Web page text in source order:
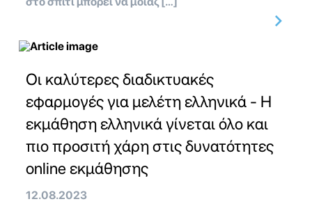
Οι καλύτερες διαδικτυακές
εφαρμογές για μελέτη ελληνικά - Η
εκμάθηση ελληνικά γίνεται όλο και
πιο προσιτή χάρη στις δυνατότητες
online εκμάθησης
12.08.2023